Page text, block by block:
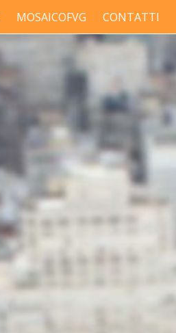
MOSAICOFVG CONTATTI